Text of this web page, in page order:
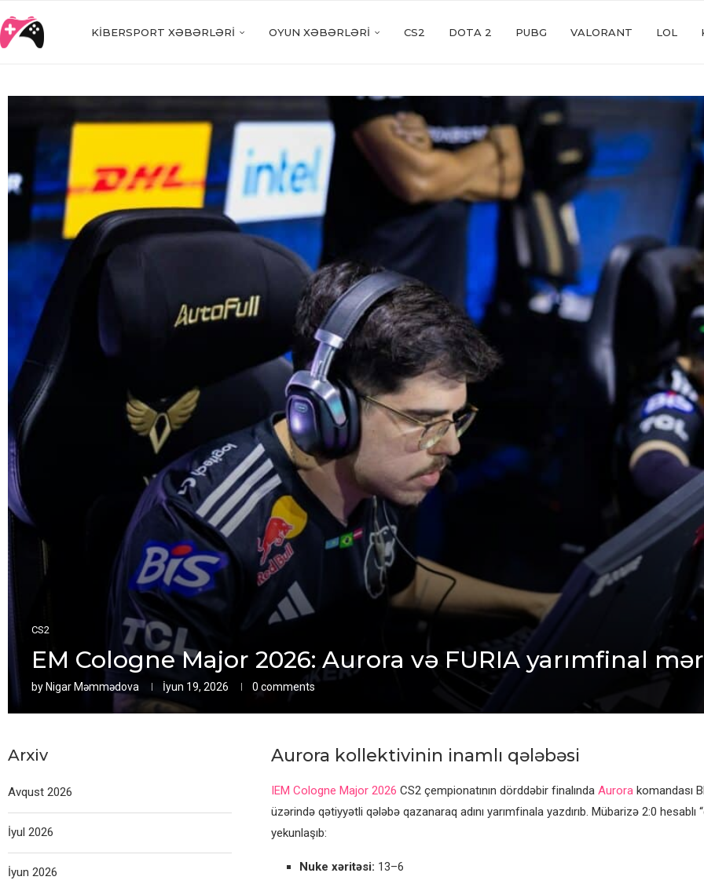
KIBERSPORT XƏBƏRLƏRI OYUN XƏBƏRLƏRI CS2 DOTA 2 PUBG VALORANT LOL
CS2
EM Cologne Major 2026: Aurora və FURIA yarımfinal
by Nigar Məmmədova İyun 19, 2026 0 comments
Aurora kollektivinin inamlı qələbəsi
IEM Cologne Major 2026 CS2 çempionatının dörddəbir finalında Aurorakomandası
üzərində qətiyyətli qələbə qazanaraq adını yarımfinala yazdırıb. Mübarizə 2:0 hesablı
yekunlaşıb:
Nuke xəritəsi: 13–6
Arxiv
Avqust 2026
İyul 2026
İyun 2026